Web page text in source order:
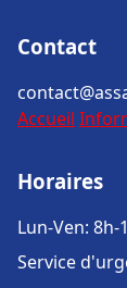
Contact
Accueil
Horaires
Lun-Ven: 8h-
Service